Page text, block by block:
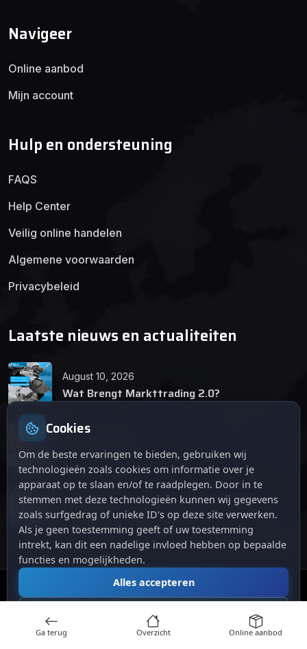
Navigeer
Online aanbod
Mijn account
Hulp en ondersteuning
FAQS
Help Center
Veilig online handelen
Algemene voorwaarden
Privacybeleid
Laatste nieuws en actualiteiten
August 10, 2026
Wat Brengt Markttrading 2.0?
Tips en Tricks
April 12, 2026
De opkomst van Markttrading 2.0: Een
revolutie in online handelen.
Markttrading. Alle rechten voorbehouden.
Cookies
Om de beste ervaringen te bieden, gebruiken wij
technologieën zoals cookies om informatie over je
apparaat op te slaan en/of te raadplegen. Door in te
stemmen met deze technologieën kunnen wij gegevens
zoals surfgedrag of unieke ID's op deze site verwerken.
Als je geen toestemming geeft of uw toestemming
intrekt, kan dit een nadelige invloed hebben op bepaalde
functies en mogelijkheden.
Alles accepteren
Alles afwijzen
Ga terug Overzicht Online aanbod